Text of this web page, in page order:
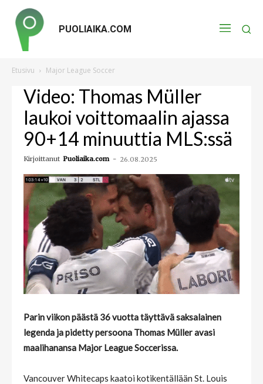
PUOLIAIKA.COM
Etusivu Major League Soccer
Video: Thomas Müller
laukoi voittomaalin ajassa
90+14 minuuttia MLS:ssä
Kirjoittanut Puoliaika.com - 26.08.2025
Parin viikon päästä 36 vuotta täyttävä saksalainen
legenda ja pidetty persoona Thomas Müller avasi
maalihanansa Major League Soccerissa.
Vancouver Whitecaps kaatoi kotikentällään St. Louis